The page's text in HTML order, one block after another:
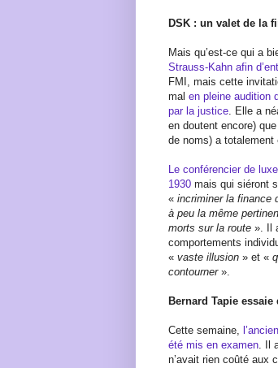
DSK : un valet de la
Mais qu’est-ce qui a
Strauss-Kahn afin
FMI, mais cette
mal en pleine audition
par la justice . Elle a
en doutent encore)
de noms) a totalement
Le conférencier de
1930 mais qui siéront
« incriminer la finance
à peu la même
morts sur la route ». Il
comportements
« vaste illusion » et «
contourner».
Bernard Tapie essaie
Cette semaine,
été mis en examen . Il
n’avait rien coûté aux